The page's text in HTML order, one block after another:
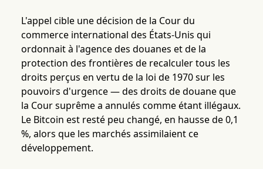
L'appel cible une décision de la Cour du
commerce international des États-Unis qui
ordonnait à l'agence des douanes et de la
protection des frontières de recalculer tous les
droits perçus en vertu de la loi de 1970 sur les
pouvoirs d'urgence — des droits de douane que
la Cour suprême a annulés comme étant illégaux.
Le Bitcoin est resté peu changé, en hausse de 0,1
%, alors que les marchés assimilaient ce
développement.